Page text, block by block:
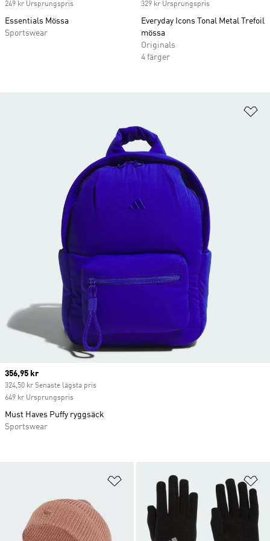
249 kr Ursprungspris
Essentials Mössa
Sportswear
329 kr Ursprungspris
Everyday Icons Tonal Metal Trefoil
mössa
Originals
4 färger
Lägg till på önskelistan
Current price
356,95 kr
324,50 kr Senaste lägsta pris
649 kr Ursprungspris
Must Haves Puffy ryggsäck
Sportswear